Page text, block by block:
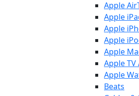
Apple
Apple
Apple
Apple
Apple
Apple TV
Apple
Beats